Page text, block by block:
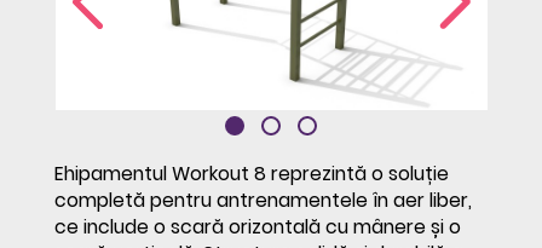
Ehipamentul Workout 8 reprezintă o soluție
completă pentru antrenamentele în aer liber,
ce include o scară orizontală cu mânere și o